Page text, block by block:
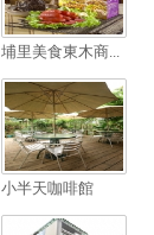
埔里美食東木商...
小半天咖啡館